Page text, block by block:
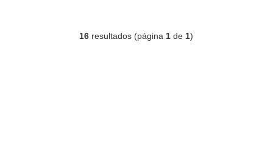
16 resultados (página 1 de 1)